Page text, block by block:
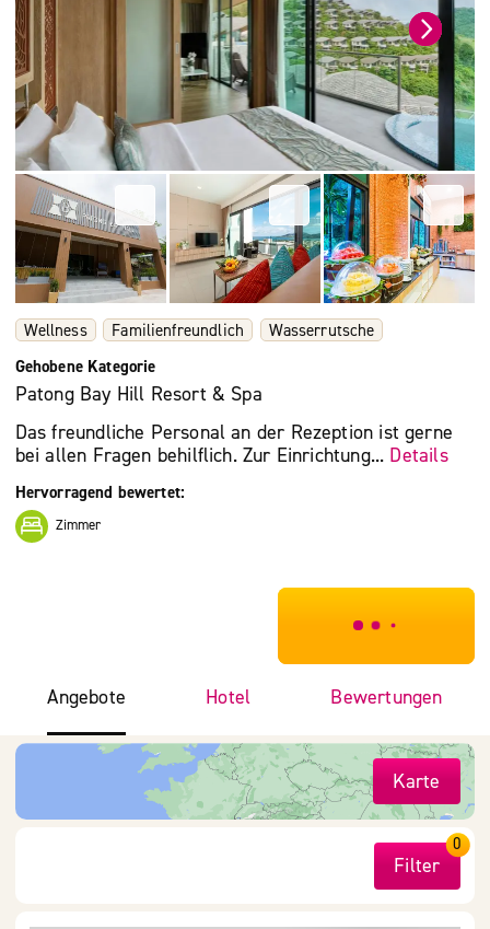
Wellness Familienfreundlich
Wasserrutsche
Gehobene Kategorie
Patong Bay Hill Resort & Spa
Das freundliche Personal an der Rezeption ist gerne
bei allen Fragen behilflich. Zur Einrichtung... Details
Hervorragend bewertet:
Zimmer
***************
Angebote Hotel Bewertungen
Karte
Filter
0